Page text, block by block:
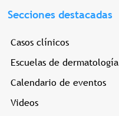
Secciones destacadas
Casos clínicos
Escuelas de dermatología
Calendario de eventos
Videos